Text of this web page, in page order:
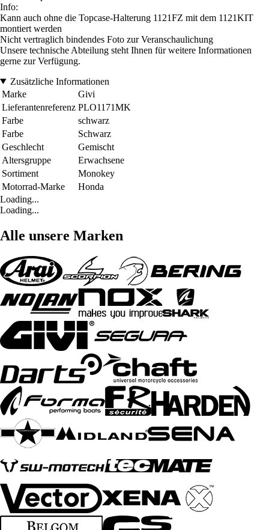
Info:
Kann auch ohne die Topcase-Halterung 1121FZ mit dem 1121KIT
montiert werden
Nicht vertraglich bindendes Foto zur Veranschaulichung
Unsere technische Abteilung steht Ihnen für weitere Informationen
gerne zur Verfügung.
Zusätzliche Informationen
Marke
Givi
Lieferantenreferenz PLO1171MK
Farbe
schwarz
Farbe
Schwarz
Geschlecht
Gemischt
Altersgruppe
Erwachsene
Sortiment
Monokey
Motorrad-Marke
Honda
Loading...
Loading...
Alle unsere Marken